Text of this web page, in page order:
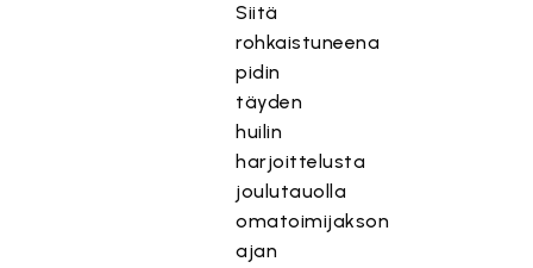
Siitä
rohkaistuneena
pidin
täyden
huilin
harjoittelusta
joulutauolla
omatoimijakson
ajan